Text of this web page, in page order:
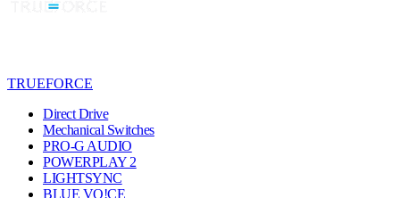
TRUEFORCE
Direct Drive
Mechanical Switches
PRO-G AUDIO
POWERPLAY 2
LIGHTSYNC
BLUE VO!CE